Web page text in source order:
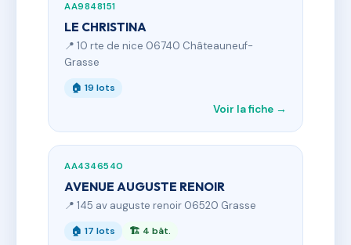
AA9848151
LE CHRISTINA
📍 10 rte de nice 06740 Châteauneuf-
Grasse
🏠 19 lots
Voir la fiche →
AA4346540
AVENUE AUGUSTE RENOIR
📍 145 av auguste renoir 06520 Grasse
🏠 17 lots 🏗 4 bât.